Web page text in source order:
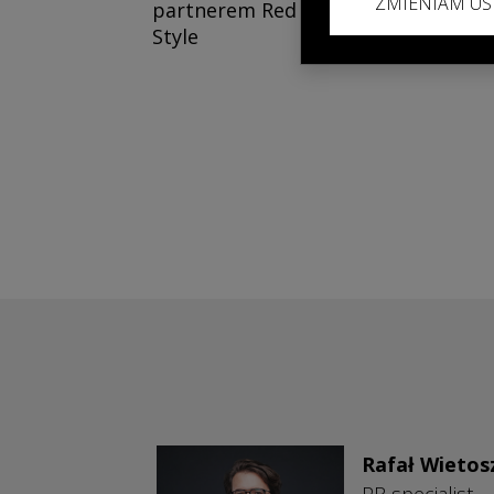
partnerem Red Bull Dance Your
Style
Rafał